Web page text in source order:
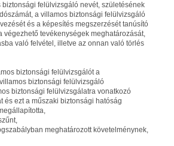
felülvizsgáló nevét, születésének
a villamos biztonsági felülvizsgáló
és a képesítés megszerzését tanúsító
végezhető tevékenységek meghatározását,
való felvétel, illetve az onnan való törlés
biztonsági felülvizsgálót a
biztonsági felülvizsgáló
biztonsági felülvizsgálatra vonatkozó
és ezt a műszaki biztonsági hatóság
meghatározott követelménynek,